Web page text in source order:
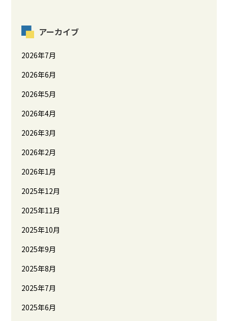
アーカイブ
2026年7月
2026年6月
2026年5月
2026年4月
2026年3月
2026年2月
2026年1月
2025年12月
2025年11月
2025年10月
2025年9月
2025年8月
2025年7月
2025年6月